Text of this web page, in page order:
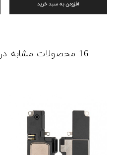
افزودن به سبد خرید
16 محصولات مشابه در شاخه های مختلف: